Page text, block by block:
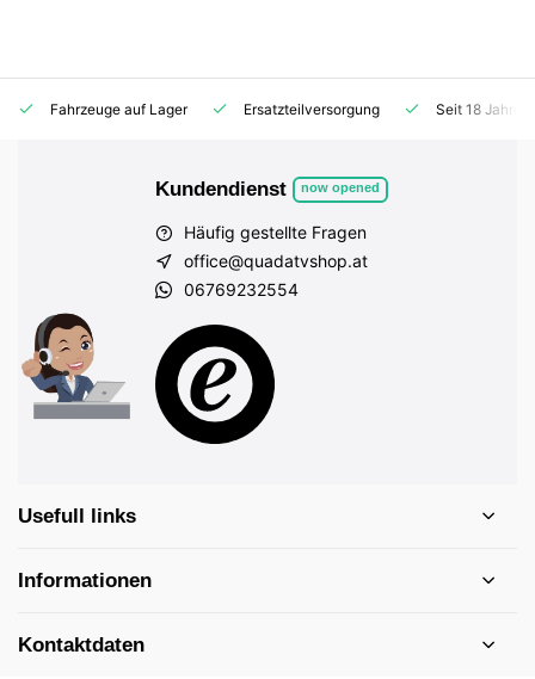
Fahrzeuge auf Lager Ersatzteilversorgung Seit 18
Kundendienst now opened
Häufig gestellte Fragen
office@quadatvshop.at
06769232554
Usefull links
Informationen
Kontaktdaten